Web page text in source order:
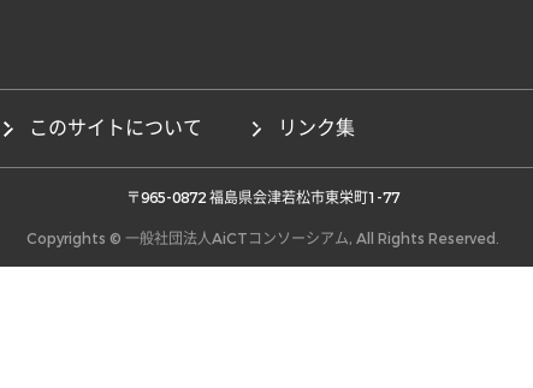
このサイトについて リンク集
〒965-0872 福島県会津若松市東栄町1-77
Copyrights © 一般社団法人AiCTコンソーシアム, All Rights Reserved.